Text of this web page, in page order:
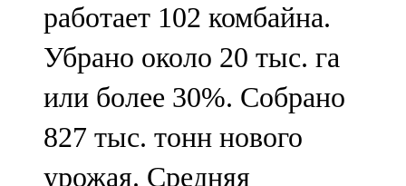
работает 102 комбайна.
Убрано около 20 тыс. га
или более 30%. Собрано
827 тыс. тонн нового
урожая. Средняя